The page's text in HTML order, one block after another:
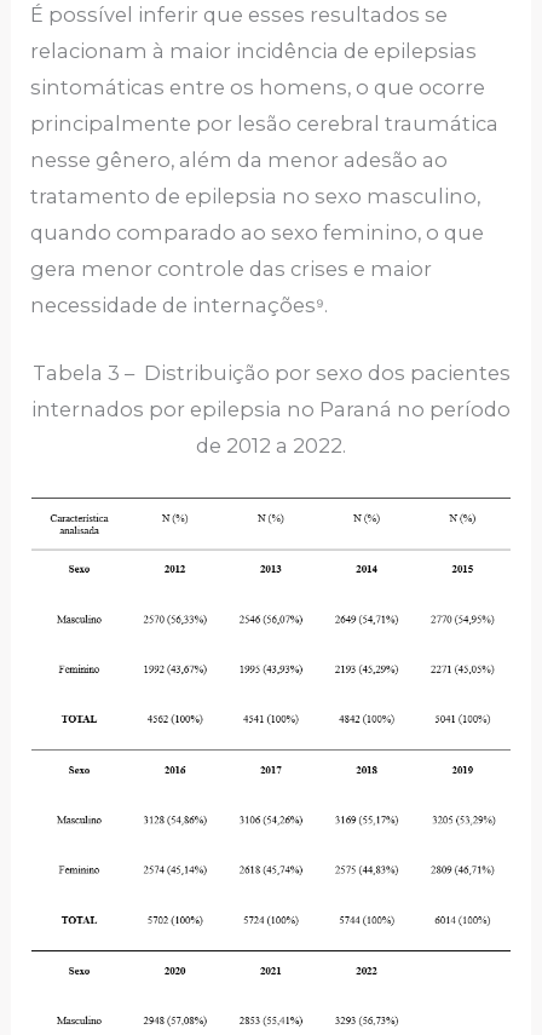
É possível inferir que esses resultados se
relacionam à maior incidência de epilepsias
sintomáticas entre os homens, o que ocorre
principalmente por lesão cerebral traumática
nesse gênero, além da menor adesão ao
tratamento de epilepsia no sexo masculino,
quando comparado ao sexo feminino, o que
gera menor controle das crises e maior
necessidade de internações⁹.
Tabela 3 – Distribuição por sexo dos pacientes
internados por epilepsia no Paraná no período
de 2012 a 2022.